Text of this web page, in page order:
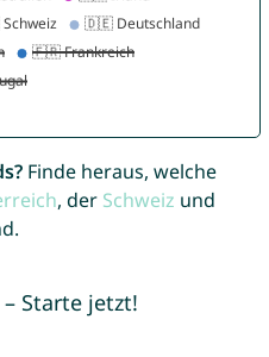
Finde heraus, welche
, der Schweiz und
Starte jetzt!